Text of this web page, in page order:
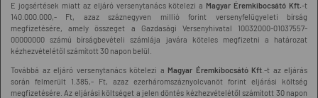
E jogsértések miatt az eljáró versenytanács kötelezi a Magyar Éremkibocsátó Kft.-t
140.000.000,- Ft, azaz száznegyven millió forint versenyfelügyeleti bírság
megfizetésére, amely összeget a Gazdasági Versenyhivatal 10032000-01037557-
00000000 számú bírságbevételi számlája javára köteles megfizetni a határozat
kézhezvételétől számított 30 napon belül.
Továbbá az eljáró versenytanács kötelezi a Magyar Éremkibocsátó Kft .-t az eljárás
során felmerült 1.385,- Ft, azaz ezerháromszáznyolcvanöt forint eljárási költség
megfizetésére. Az eljárási költséget a jelen döntés kézhezvételétől számított 30 napon